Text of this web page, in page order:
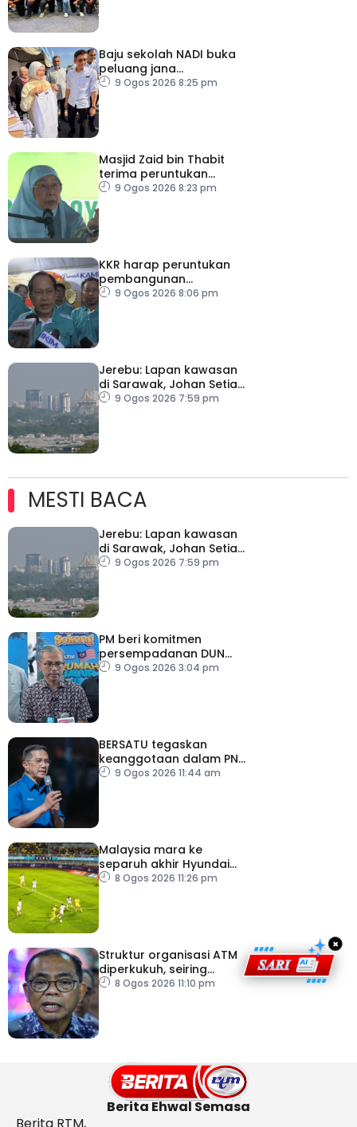
Baju sekolah NADI buka
peluang jana
pendapatan, bantu
9 Ogos 2026 8:25 pm
Masjid Zaid bin Thabit
terima peruntukan
RM100,000
9 Ogos 2026 8:23 pm
KKR harap peruntukan
pembangunan
ditingkatkan
9 Ogos 2026 8:06 pm
Jerebu: Lapan kawasan
di Sarawak, Johan Setia
di Selangor catat IPU
9 Ogos 2026 7:59 pm
MESTI BACA
Jerebu: Lapan kawasan
di Sarawak, Johan Setia
di Selangor catat IPU
9 Ogos 2026 7:59 pm
PM beri komitmen
persempadanan DUN
Sarawak, minta laporan
9 Ogos 2026 3:04 pm
BERSATU tegaskan
keanggotaan dalam PN
masih sah
9 Ogos 2026 11:44 am
Malaysia mara ke
separuh akhir Hyundai
ASEAN Cup
8 Ogos 2026 11:26 pm
Struktur organisasi ATM
diperkukuh, seiring
pemodenan aset
8 Ogos 2026 11:10 pm
×
Berita Ehwal Semasa